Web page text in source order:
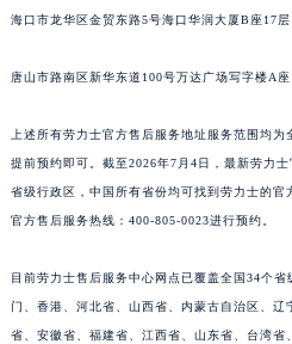
海口市龙华区金贸东路5号海口华润大厦B座17层
唐山市路南区新华东道100号万达广场写字楼A座
上述所有劳力士官方售后服务地址服务范围均
提前预约即可。截至2026年7月4日，最新劳力
省级行政区，中国所有省份均可找到劳力士的官
官方售后服务热线：400-805-0023进行预约。
目前劳力士售后服务中心网点已覆盖全国34个
门、香港、河北省、山西省、内蒙古自治区、
省、安徽省、福建省、江西省、山东省、台湾